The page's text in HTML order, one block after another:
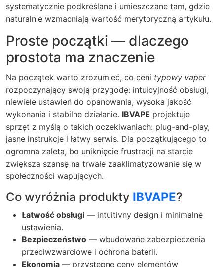
systematycznie podkreślane i umieszczane tam, gdzie
naturalnie wzmacniają wartość merytoryczną artykułu.
Proste początki — dlaczego
prostota ma znaczenie
Na początek warto zrozumieć, co ceni typowy vaper
rozpoczynający swoją przygodę: intuicyjność obsługi,
niewiele ustawień do opanowania, wysoka jakość
wykonania i stabilne działanie. IBVAPE projektuje
sprzęt z myślą o takich oczekiwaniach: plug-and-play,
jasne instrukcje i łatwy serwis. Dla początkującego to
ogromna zaleta, bo uniknięcie frustracji na starcie
zwiększa szansę na trwałe zaaklimatyzowanie się w
społeczności wapujących.
Co wyróżnia produkty IBVAPE?
Łatwość obsługi — intuitivny design i minimalne
ustawienia.
Bezpieczeństwo — wbudowane zabezpieczenia
przeciwzwarciowe i ochrona baterii.
Ekonomia — przystępne ceny elementów